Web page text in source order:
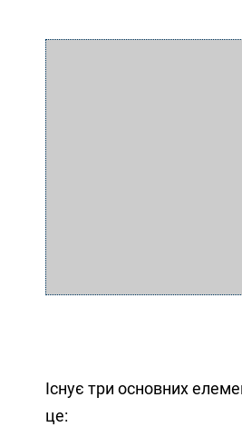
Існує три основних
це: